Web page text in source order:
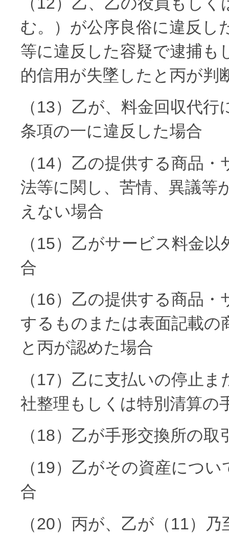
む。）が公序良俗に違反し
等に違反した容疑で逮捕も
的信用が失墜したと丙が判
（13）乙が、料金回収代
条項の一に違反した場合
（14）乙の提供する商品
法等に関し、苦情、異議等
えない場合
（15）乙がサービス料金
合
（16）乙の提供する商品
するものまたは表面記載の
と丙が認めた場合
（17）乙に支払いの停止
社整理もしくは特別清算の
（18）乙が手形交換所の
（19）乙がその資産につ
合
（20）丙が、乙が（11）